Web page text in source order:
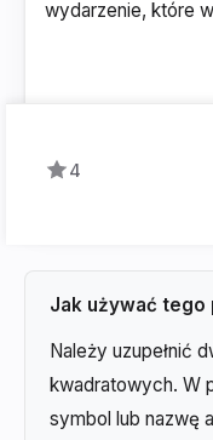
wydarzenie, które
4
Jak używać tego
Należy uzupełnić
kwadratowych. W
symbol lub nazwę